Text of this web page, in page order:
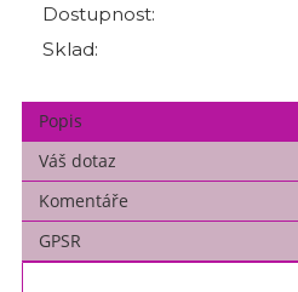
Dostupnost:
Sklad:
Popis
Váš dotaz
Komentáře
GPSR